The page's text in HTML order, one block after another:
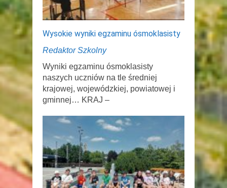
Wysokie wyniki egzaminu ósmoklasisty
Redaktor Szkolny
Wyniki egzaminu ósmoklasisty
naszych uczniów na tle średniej
krajowej, wojewódzkiej, powiatowej i
gminnej… KRAJ –